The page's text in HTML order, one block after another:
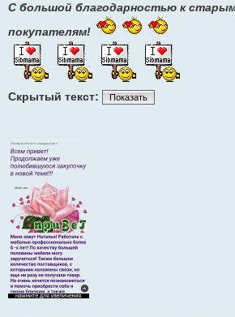
С большой благодарностью к
покупателям!
Скрытый текст: Показать